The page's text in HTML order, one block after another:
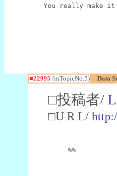
You really make
■22995 /inTopicNo.5) Data
□投稿者/
□U R L/
%%